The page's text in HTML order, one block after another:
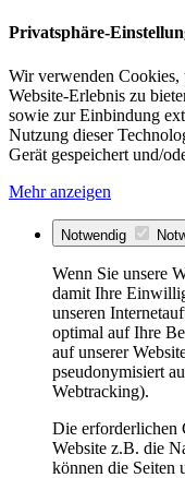
Privatsphäre-
Wir verwenden Cookies,
Website-Erlebnis zu
sowie zur Einbindung
Nutzung dieser
Gerät gespeichert und/
Mehr anzeigen
Notwendig
Wenn Sie unsere
damit Ihre
unseren
optimal auf Ihre
auf unserer
pseudonymisiert
Webtracking).
Die erforderlichen
Website z.B. die
können die Seiten